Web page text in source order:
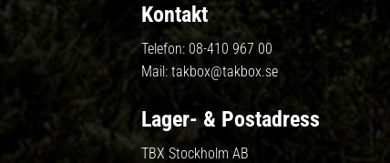
Kontakt
Telefon: 08-410 967 00
Mail: takbox@takbox.se
Lager- & Postadress
TBX Stockholm AB